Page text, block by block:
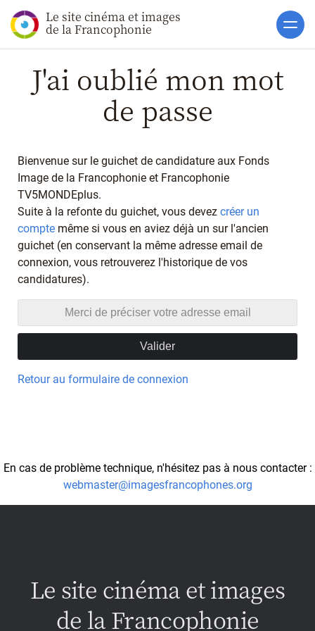
Le site cinéma et images
de la Francophonie Accueil
Actualités
Soutiens
Catalogue
Clap ACP
Boites à
Accès pro
Créer un compte
Connexion
J'ai oublié mon mot
de passe
Bienvenue sur le guichet de candidature aux Fonds
Image de la Francophonie et Francophonie
TV5MONDEplus.
Suite à la refonte du guichet, vous devez créer un
compte même si vous en aviez déjà un sur l'ancien
guichet (en conservant la même adresse email de
connexion, vous retrouverez l'historique de vos
candidatures).
Retour au formulaire de connexion
En cas de problème technique, n'hésitez pas à nous contacter :
webmaster@imagesfrancophones.org
Le site cinéma et images
de la Francophonie